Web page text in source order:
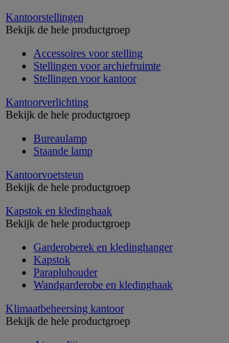
Kantoorstellingen
Bekijk de hele productgroep
Accessoires voor stelling
Stellingen voor archiefruimte
Stellingen voor kantoor
Kantoorverlichting
Bekijk de hele productgroep
Bureaulamp
Staande lamp
Kantoorvoetsteun
Bekijk de hele productgroep
Kapstok en kledinghaak
Bekijk de hele productgroep
Garderoberek en kledinghanger
Kapstok
Parapluhouder
Wandgarderobe en kledinghaak
Klimaatbeheersing kantoor
Bekijk de hele productgroep